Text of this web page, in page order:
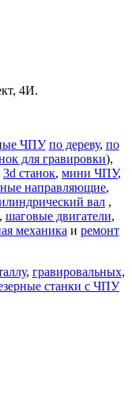
4И.
ЧПУ по дереву, по
для гравировки),
3d станок, мини ЧПУ,
направляющие,
вал ,
, шаговые двигатели,
механика и ремонт
, гравировальных,
станки с ЧПУ